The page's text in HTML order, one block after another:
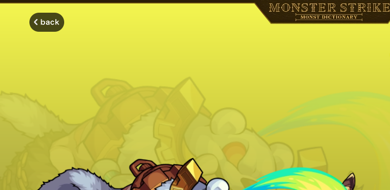
モンスターストライク モンストディクショナリー